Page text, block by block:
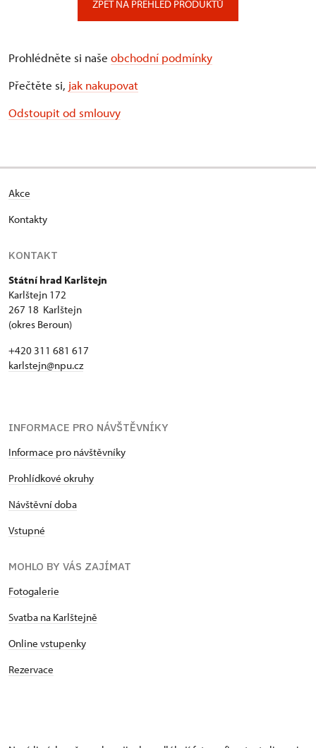
ZPĚT NA PŘEHLED PRODUKTŮ
Prohlédněte si naše obchodní podmínky
Přečtěte si, jak nakupovat
Odstoupit od smlouvy
Akce
Kontakty
KONTAKT
Státní hrad Karlštejn
Karlštejn 172
267 18 Karlštejn
(okres Beroun)
+420 311 681 617
karlstejn@npu.cz
INFORMACE PRO NÁVŠTĚVNÍKY
Informace pro návštěvníky
Prohlídkové okruhy
Návštěvní doba
Vstupné
MOHLO BY VÁS ZAJÍMAT
Fotogalerie
Svatba na Karlštejně
Online vstupenky
Rezervace